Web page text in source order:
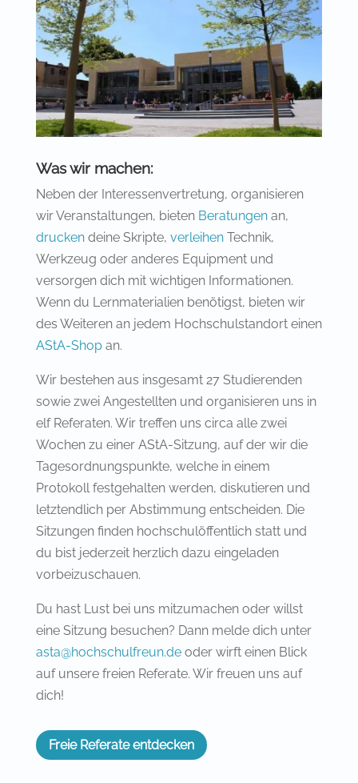
Was wir machen:
Neben der Interessenvertretung, organisieren
wir Veranstaltungen, bieten Beratungenan,
druckendeine Skripte, verleihenTechnik,
Werkzeug oder anderes Equipment und
versorgen dich mit wichtigen Informationen.
Wenn du Lernmaterialien benötigst, bieten wir
des Weiteren an jedem Hochschulstandort einen
AStA-Shopan.
Wir bestehen aus insgesamt 27 Studierenden
sowie zwei Angestellten und organisieren uns in
elf Referaten. Wir treffen uns circa alle zwei
Wochen zu einer AStA-Sitzung, auf der wir die
Tagesordnungspunkte, welche in einem
Protokoll festgehalten werden, diskutieren und
letztendlich per Abstimmung entscheiden. Die
Sitzungen finden hochschulöffentlich statt und
du bist jederzeit herzlich dazu eingeladen
vorbeizuschauen.
Du hast Lust bei uns mitzumachen oder willst
eine Sitzung besuchen? Dann melde dich unter
asta@hochschulfreun.deoder wirft einen Blick
auf unsere freien Referate. Wir freuen uns auf
dich!
Freie Referate entdecken